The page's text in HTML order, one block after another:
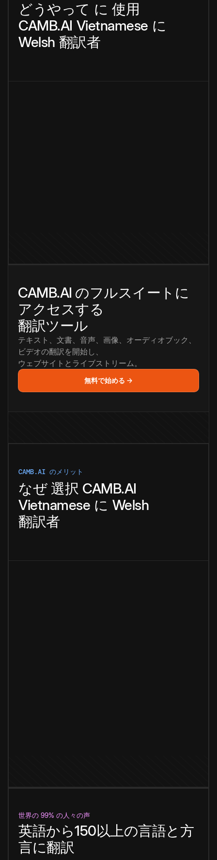
どうやって に 使用
CAMB.AI Vietnamese に
Welsh 翻訳者
CAMB.AI のフルスイートに
アクセスする
翻訳ツール
テキスト、文書、音声、画像、オーディオブック、
ビデオの翻訳を開始し、
ウェブサイトとライブストリーム。
無料で始める →
CAMB.AI のメリット
なぜ 選択 CAMB.AI
Vietnamese に Welsh
翻訳者
世界の 99% の人々の声
英語から150以上の言語と方
言に翻訳